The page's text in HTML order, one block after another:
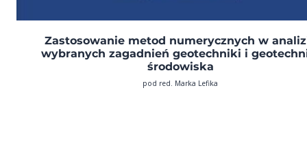
Zastosowanie metod numerycznych w
wybranych zagadnień geotechniki i
środowiska
pod red. Marka Lefika